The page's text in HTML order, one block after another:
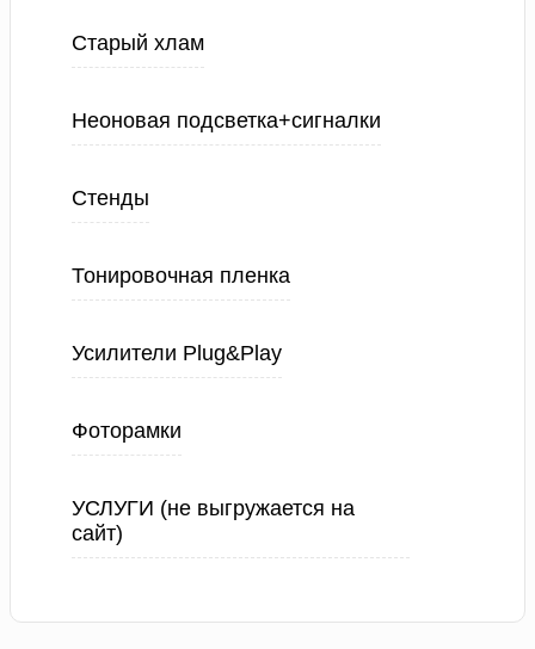
Старый хлам
Неоновая подсветка+сигналки
Стенды
Тонировочная пленка
Усилители Plug&Play
Фоторамки
УСЛУГИ (не выгружается на
сайт)